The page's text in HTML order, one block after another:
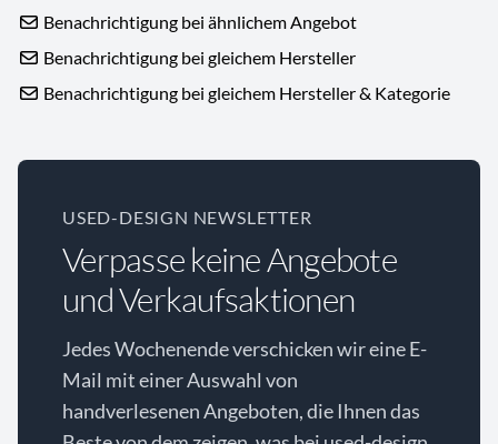
Benachrichtigung bei ähnlichem Angebot
Benachrichtigung bei gleichem Hersteller
Benachrichtigung bei gleichem Hersteller & Kategorie
USED-DESIGN NEWSLETTER
Verpasse keine Angebote
und Verkaufsaktionen
Jedes Wochenende verschicken wir eine E-
Mail mit einer Auswahl von
handverlesenen Angeboten, die Ihnen das